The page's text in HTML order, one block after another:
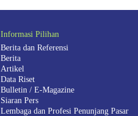
Informasi Pilihan
Berita dan Referensi
Berita
Artikel
Data Riset
Bulletin / E-Magazine
Siaran Pers
Lembaga dan Profesi Penunjang Pasar